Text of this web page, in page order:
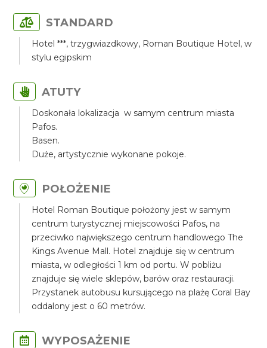
STANDARD
Hotel ***, trzygwiazdkowy, Roman Boutique Hotel, w
stylu egipskim
ATUTY
Doskonała lokalizacja w samym centrum miasta
Pafos.
Basen.
Duże, artystycznie wykonane pokoje.
POŁOŻENIE
Hotel Roman Boutique położony jest w samym
centrum turystycznej miejscowości Pafos, na
przeciwko największego centrum handlowego The
Kings Avenue Mall. Hotel znajduje się w centrum
miasta, w odległości 1 km od portu. W pobliżu
znajduje się wiele sklepów, barów oraz restauracji.
Przystanek autobusu kursującego na plażę Coral Bay
oddalony jest o 60 metrów.
WYPOSAŻENIE